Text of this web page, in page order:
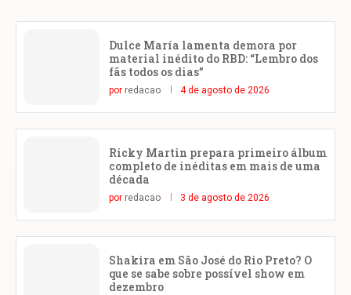
Dulce María lamenta demora por
material inédito do RBD: “Lembro dos
fãs todos os dias”
por redacao 4 de agosto de 2026
Ricky Martin prepara primeiro álbum
completo de inéditas em mais de uma
década
por redacao 3 de agosto de 2026
Shakira em São José do Rio Preto? O
que se sabe sobre possível show em
dezembro